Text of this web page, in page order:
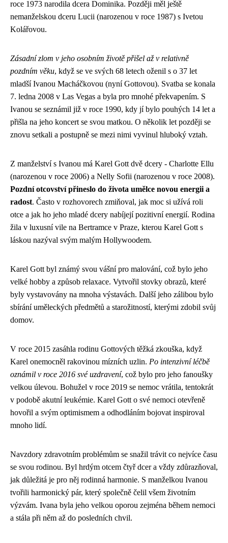
roce 1973 narodila dcera Dominika. Později měl ještě
nemanželskou dceru Lucii (narozenou v roce 1987) s Ivetou
Kolářovou.
Zásadní zlom v jeho osobním životě přišel až v relativně
pozdním věku, když se ve svých 68 letech oženil s o 37 let
mladší Ivanou Macháčkovou (nyní Gottovou). Svatba se konala
7. ledna 2008 v Las Vegas a byla pro mnohé překvapením. S
Ivanou se seznámil již v roce 1990, kdy jí bylo pouhých 14 let a
přišla na jeho koncert se svou matkou. O několik let později se
znovu setkali a postupně se mezi nimi vyvinul hluboký vztah.
Z manželství s Ivanou má Karel Gott dvě dcery - Charlotte Ellu
(narozenou v roce 2006) a Nelly Sofii (narozenou v roce 2008).
Pozdní otcovství přineslo do života umělce novou energii a
radost. Často v rozhovorech zmiňoval, jak moc si užívá roli
otce a jak ho jeho mladé dcery nabíjejí pozitivní energií. Rodina
žila v luxusní vile na Bertramce v Praze, kterou Karel Gott s
láskou nazýval svým malým Hollywoodem.
Karel Gott byl známý svou vášní pro malování, což bylo jeho
velké hobby a způsob relaxace. Vytvořil stovky obrazů, které
byly vystavovány na mnoha výstavách. Další jeho zálibou bylo
sbírání uměleckých předmětů a starožitností, kterými zdobil svůj
domov.
V roce 2015 zasáhla rodinu Gottových těžká zkouška, když
Karel onemocněl rakovinou mízních uzlin. Po intenzivní léčbě
oznámil v roce 2016 své uzdravení, což bylo pro jeho fanoušky
velkou úlevou. Bohužel v roce 2019 se nemoc vrátila, tentokrát
v podobě akutní leukémie. Karel Gott o své nemoci otevřeně
hovořil a svým optimismem a odhodláním bojovat inspiroval
mnoho lidí.
Navzdory zdravotním problémům se snažil trávit co nejvíce času
se svou rodinou. Byl hrdým otcem čtyř dcer a vždy zdůrazňoval,
jak důležitá je pro něj rodinná harmonie. S manželkou Ivanou
tvořili harmonický pár, který společně čelil všem životním
výzvám. Ivana byla jeho velkou oporou zejména během nemoci
a stála při něm až do posledních chvil.